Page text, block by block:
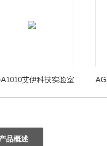
艾伊科技实验室
品概述